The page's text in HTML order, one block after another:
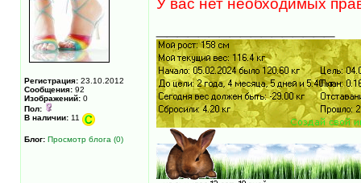
Регистрация: 23.10.2012
Сообщения: 92
Изображений: 0
Пол:
В наличии: 11
Блог: Просмотр блога (0)
У вас нет необходимых